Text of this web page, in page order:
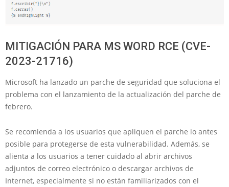
MITIGACIÓN PARA MS WORD RCE (CVE-
2023-21716)
Microsoft ha lanzado un parche de seguridad que soluciona el
problema con el lanzamiento de la actualización del parche de
febrero.
Se recomienda a los usuarios que apliquen el parche lo antes
posible para protegerse de esta vulnerabilidad. Además, se
alienta a los usuarios a tener cuidado al abrir archivos
adjuntos de correo electrónico o descargar archivos de
Internet, especialmente si no están familiarizados con el